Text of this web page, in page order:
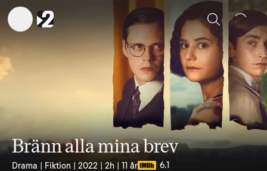
Sök
Bränn alla mina brev
Drama | Fiktion | 2022 | 2h | 11 år 6.1